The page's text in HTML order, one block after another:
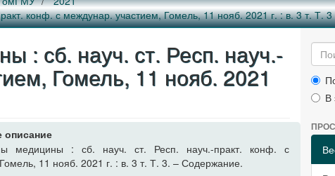
конф. с междунар. участием, Гомель, 11 нояб. 2021 г. : в. 3 т. Т. 3
: сб. науч. ст. Респ. науч.-
Гомель, 11 нояб. 2021
описание
медицины : сб. науч. ст. Респ. науч.-практ. конф. с
11 нояб. 2021 г. : в. 3 т. Т. 3. – Содержание.
В